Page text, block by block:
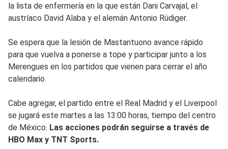
la lista de enfermería en la que están Dani Carvajal, el
austríaco David Alaba y el alemán Antonio Rüdiger.
Se espera que la lesión de Mastantuono avance rápido
para que vuelva a ponerse a tope y participar junto a los
Merengues en los partidos que vienen para cerrar el año
calendario.
Cabe agregar, el partido entre el Real Madrid y el Liverpool
se jugará este martes a las 13:00 horas, tiempo del centro
de México. Las acciones podrán seguirse a través de
HBO Max y TNT Sports.